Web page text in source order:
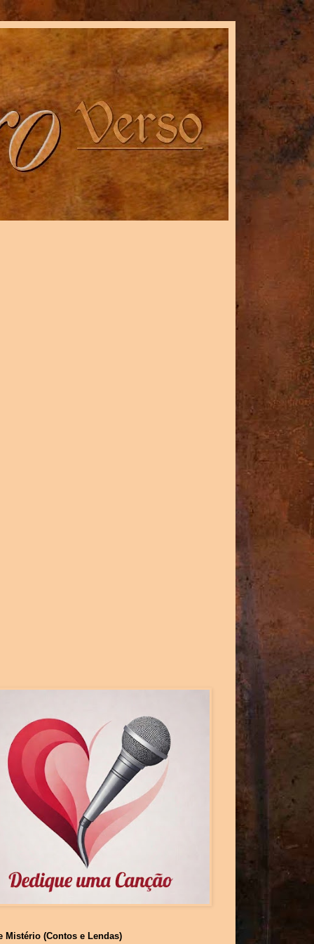
Mistério (Contos e Lendas)